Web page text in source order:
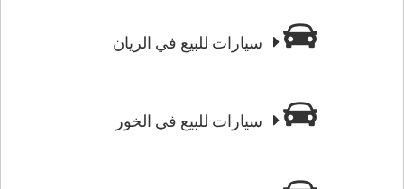
سيارات للبيع في الريان
سيارات للبيع في الخور